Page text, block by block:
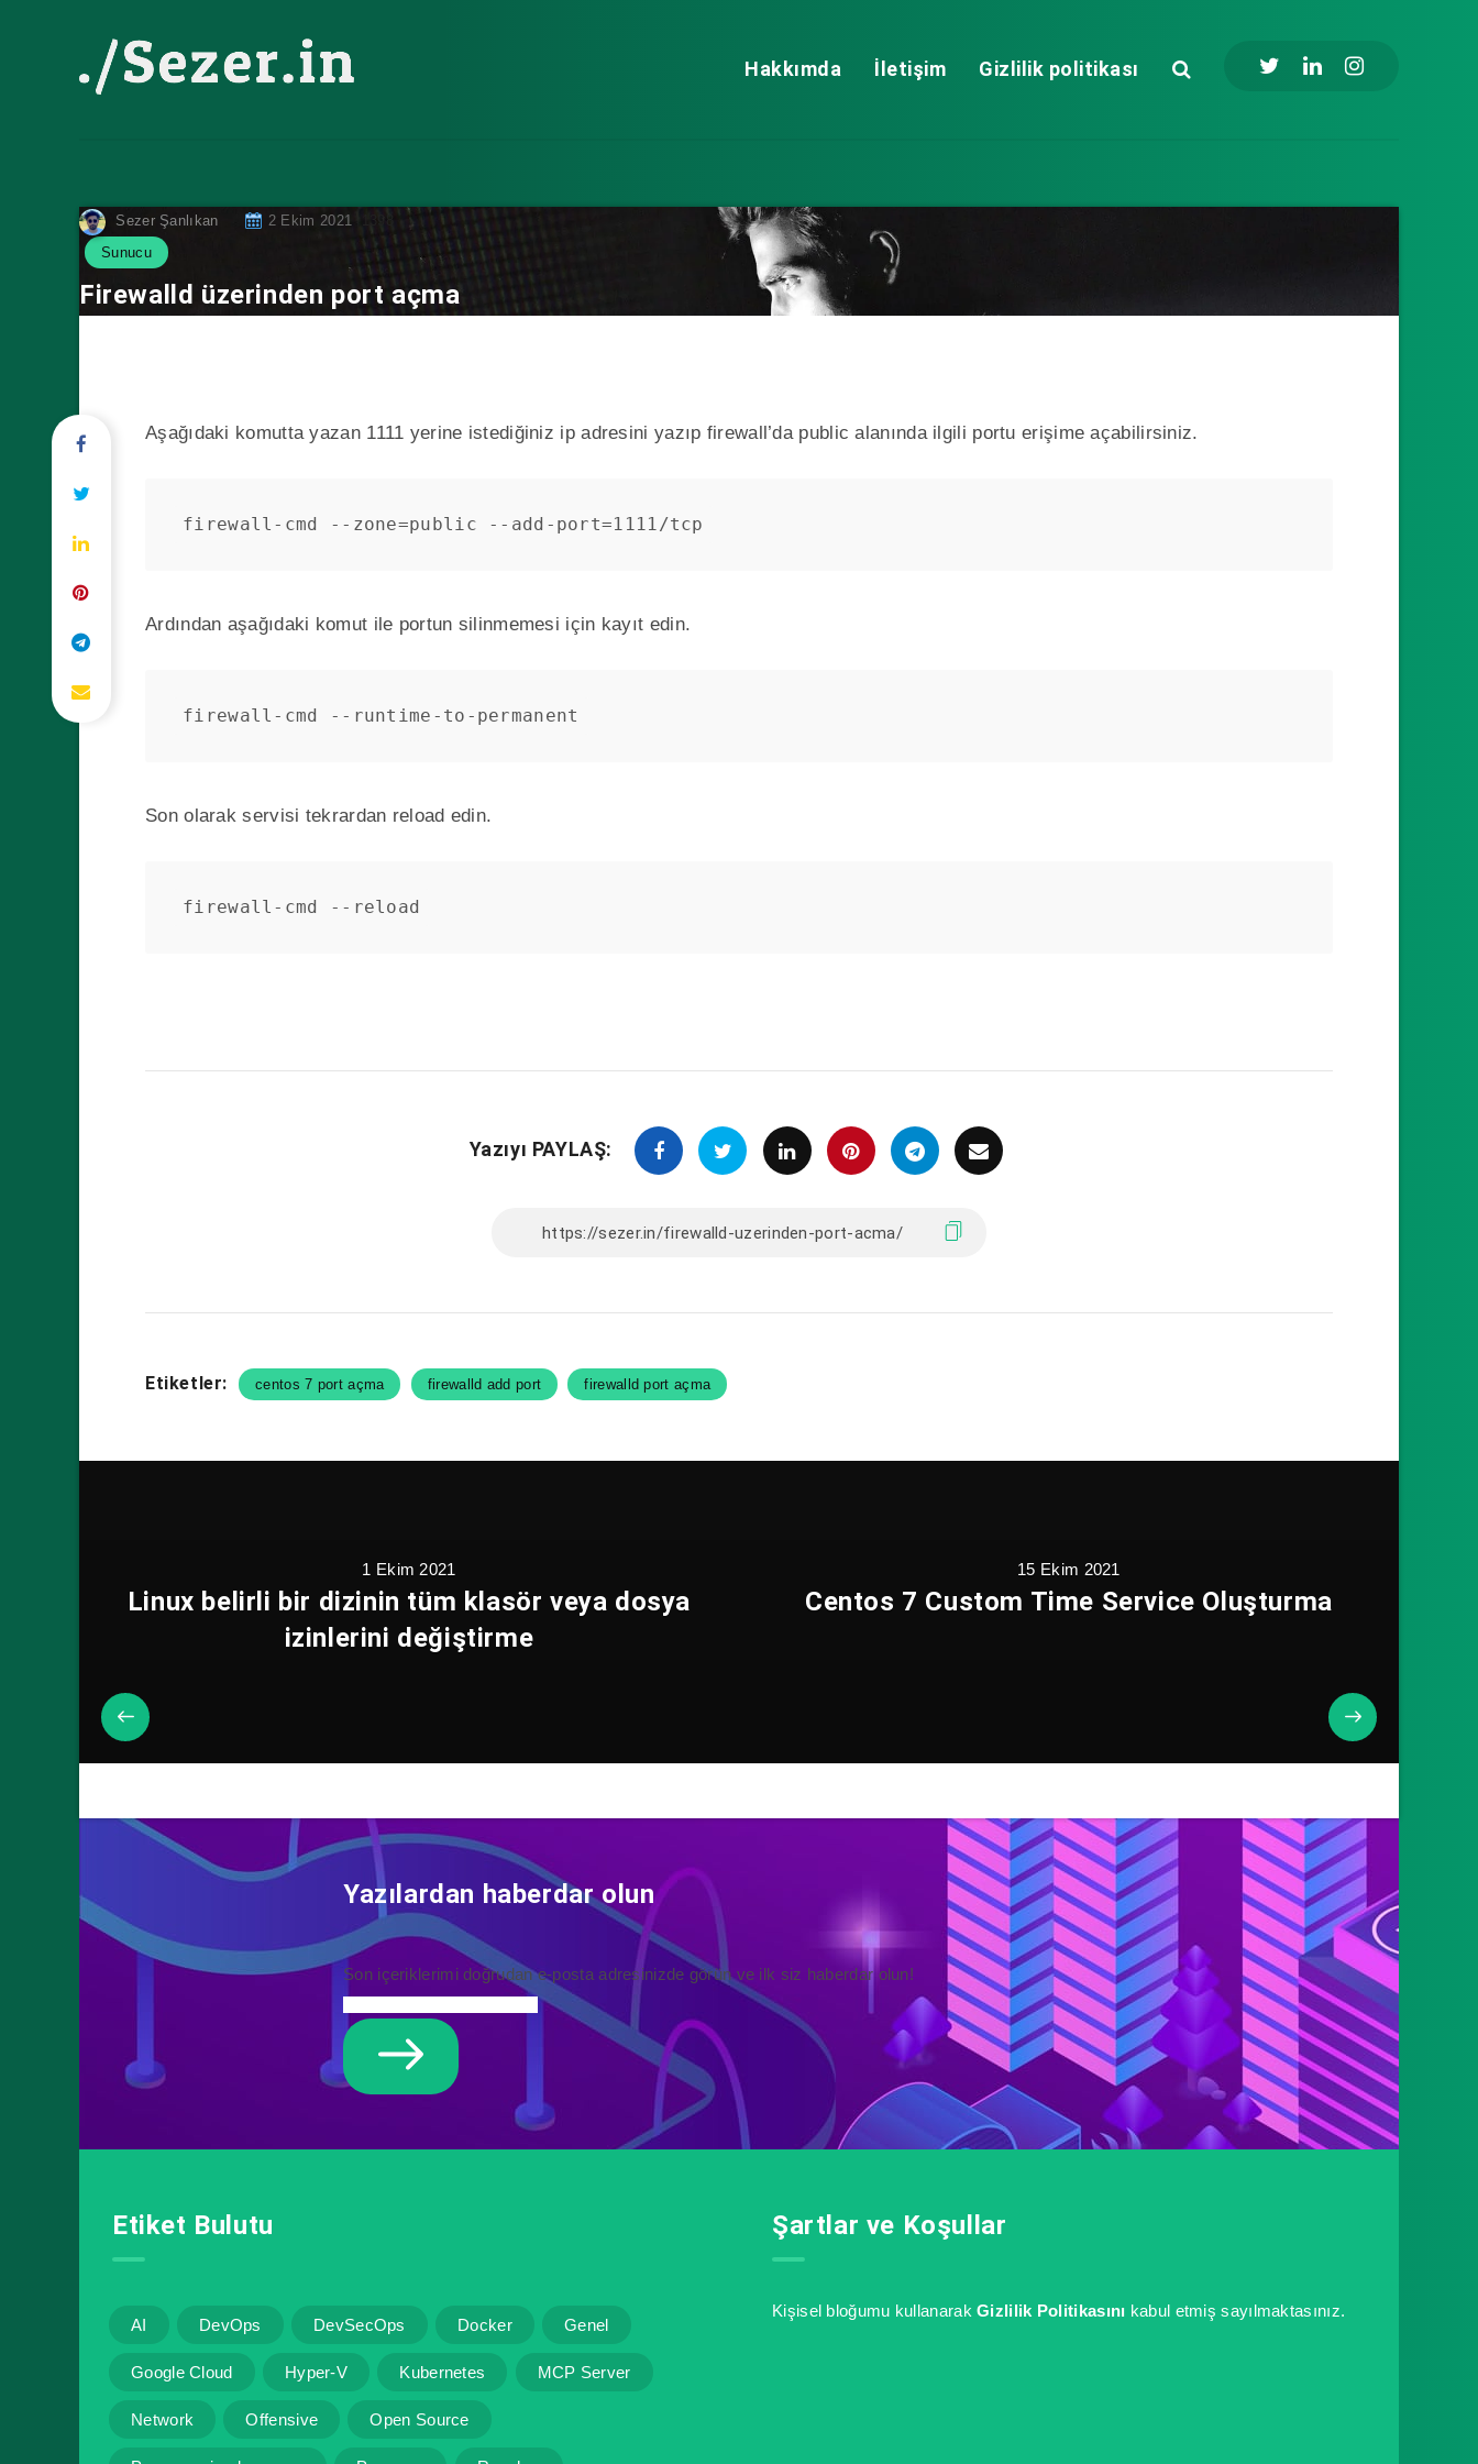
Hakkımda İletişim Gizlilik politikası
Sezer Şanlıkan 2 Ekim 2021
Sunucu
Firewalld üzerinden port açma
Aşağıdaki komutta yazan 1111 yerine istediğiniz ip adresini yazıp firewall’da public alanında ilgili portu erişime açabilirsiniz.
firewall-cmd --zone=public --add-port=1111/tcp
Ardından aşağıdaki komut ile portun silinmemesi için kayıt edin.
firewall-cmd --runtime-to-permanent
Son olarak servisi tekrardan reload edin.
firewall-cmd --reload
Yazıyı PAYLAŞ:
Etiketler: centos 7 port açma firewalld add port firewalld port açma
1 Ekim 2021
Linux belirli bir dizinin tüm klasör veya dosya
izinlerini değiştirme
15 Ekim 2021
Centos 7 Custom Time Service Oluşturma
Yazılardan haberdar olun
Son içeriklerimi doğrudan e-posta adresinizde görün ve ilk siz haberdar olun!
Etiket Bulutu
AI DevOps DevSecOps Docker Genel
Google Cloud Hyper-V Kubernetes MCP Server
Network Offensive Open Source
Şartlar ve Koşullar
Kişisel bloğumu kullanarakGizlilik Politikasını kabul etmiş sayılmaktasınız.